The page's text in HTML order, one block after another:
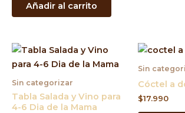
Añadir al carrito
Sin categorizar
Tabla Salada y Vino para
4-6 Dia de la Mama
Sin
Cóctel a
$17.990